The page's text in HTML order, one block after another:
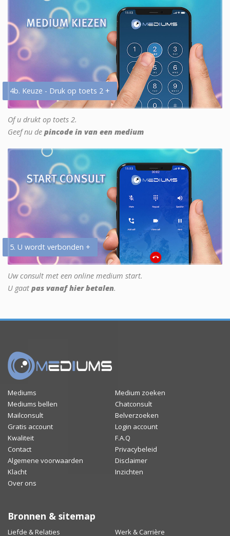
4b. Keuze - Druk op toets 2 +
Of u drukt op toets 2.
Geef nu de pincode in van een medium
5. U wordt verbonden +
Uw consult met een online medium start.
U gaat pas vanaf hier betalen.
Mediums
Medium zoeken
Mediums bellen
Chatconsult
Mailconsult
Belverzoeken
Gratis account
Login account
Kwaliteit
F.A.Q
Contact
Privacybeleid
Algemene voorwaarden
Disclaimer
Klacht
Inzichten
Over ons
Bronnen & sitemap
Liefde & Relaties Werk & Carrière